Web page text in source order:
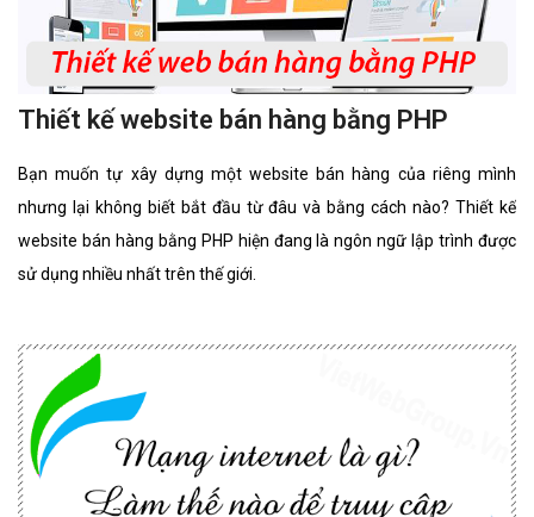
Thiết kế website bán hàng bằng PHP
Bạn muốn tự xây dựng một website bán hàng của riêng mình
nhưng lại không biết bắt đầu từ đâu và bằng cách nào? Thiết kế
website bán hàng bằng PHP hiện đang là ngôn ngữ lập trình được
sử dụng nhiều nhất trên thế giới.